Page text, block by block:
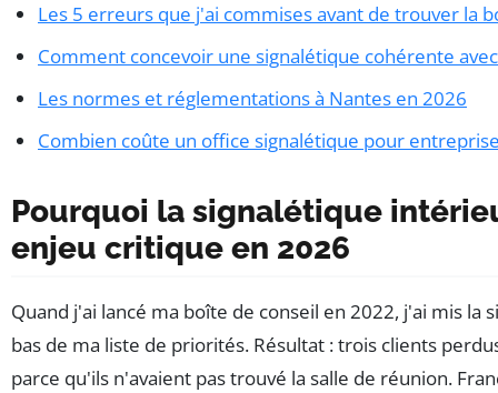
Les 5 erreurs que j'ai commises avant de trouver la
Comment concevoir une signalétique cohérente
Les normes et réglementations à Nantes en 2026
Combien coûte un office signalétique pour
Pourquoi la signalétique
enjeu critique en 2026
Quand j'ai lancé ma boîte de conseil en 2022, j'ai mis la
bas de ma liste de priorités. Résultat : trois clients
parce qu'ils n'avaient pas trouvé la salle de réunion.